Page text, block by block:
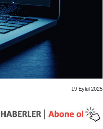
19 Eylül 2025